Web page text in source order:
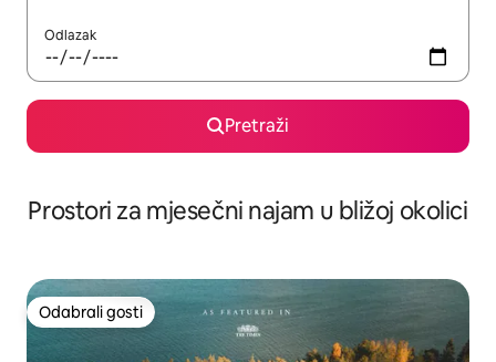
Odlazak
Pretraži
Prostori za mjesečni najam u bližoj okolici
Odabrali gosti
Odabrali gosti